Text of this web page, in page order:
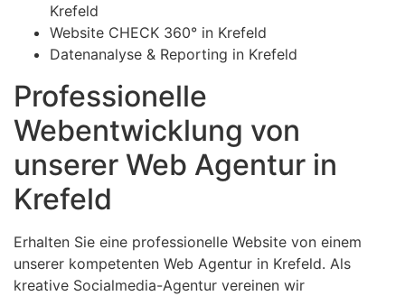
Krefeld
Website CHECK 360° in Krefeld
Datenanalyse & Reporting in Krefeld
Professionelle
Webentwicklung von
unserer Web Agentur in
Krefeld
Erhalten Sie eine professionelle Website von einem
unserer kompetenten Web Agentur in Krefeld. Als
kreative Socialmedia-Agentur vereinen wir